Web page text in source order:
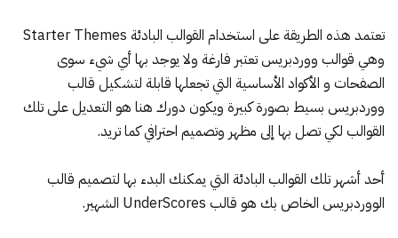
تعتمد هذه الطريقة على استخدام القوالب البادئة Starter Themes
وهي قوالب ووردبريس تعتبر فارغة ولا يوجد بها أي شيء سوى
الصفحات و الأكواد الأساسية التي تجعلها قابلة لتشكيل قالب
ووردبريس بسيط بصورة كبيرة ويكون دورك هنا هو التعديل على تلك
القوالب لكي تصل بها إلى مظهر وتصميم احترافي كما تريد.
أحد أشهر تلك القوالب البادئة التي يمكنك البدء بها لتصميم قالب
الووردبريس الخاص بك هو قالب UnderScores الشهير.